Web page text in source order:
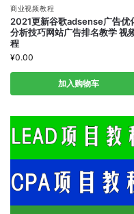
商业视频教程
2021更新谷歌adsense广告优
分析技巧网站广告排名教学 视
程
¥0.00
加入购物车